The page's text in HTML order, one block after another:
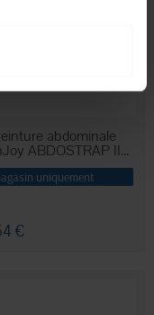
abdominale
ABDOSTRAP II...
uniquement
€